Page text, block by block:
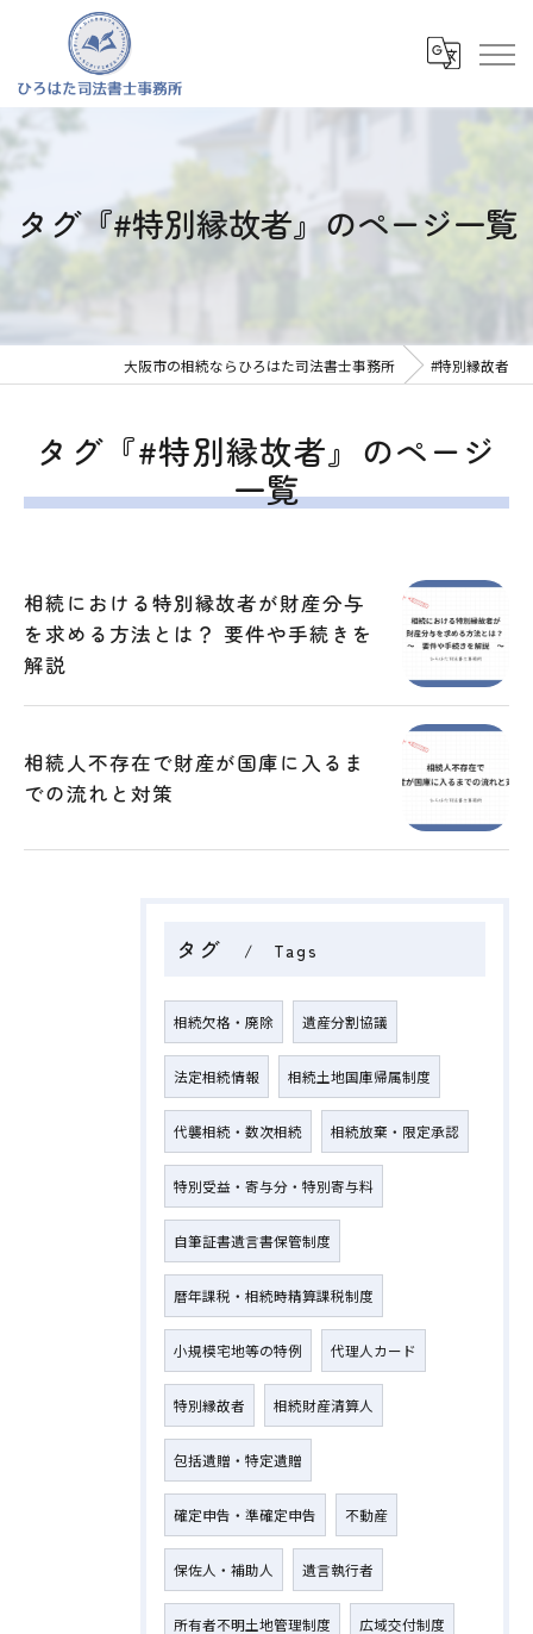
タグ『#特別縁故者』のページ一覧
大阪市の相続ならひろはた司法書士事務所 #特別縁故者
タグ『#特別縁故者』のページ
一覧
相続における特別縁故者が財産分与
を求める方法とは？ 要件や手続きを
解説
相続人不存在で財産が国庫に入るま
での流れと対策
タグ Tags
相続欠格・廃除 遺産分割協議
法定相続情報 相続土地国庫帰属制度
代襲相続・数次相続 相続放棄・限定承認
特別受益・寄与分・特別寄与料
自筆証書遺言書保管制度
暦年課税・相続時精算課税制度
小規模宅地等の特例 代理人カード
特別縁故者 相続財産清算人
包括遺贈・特定遺贈
確定申告・準確定申告 不動産
保佐人・補助人 遺言執行者
所有者不明土地管理制度 広域交付制度